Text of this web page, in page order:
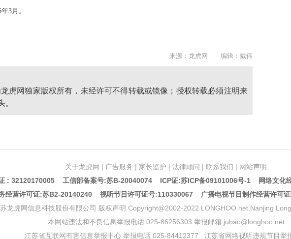
3月。
来源：龙虎网 编辑：戴伟
虎网独家版权所有，未经许可不得转载或镜像；授权转载必须注明来
。
关于龙虎网 | 广告服务 | 家长监护 | 法律顾问 | 联系我们 | 网站声明
: 32120170005 工信部备案号:苏B-20040074 ICP证:苏ICP备09101006号-1网络文化
经营许可证:苏B2-20140240 视听节目许可证号:110330067 广播电视节目制作经营许可
龙虎网信息科技股份有限公司 版权声明 Copyright@2002-2022 LONGHOO.net,Nanjing
本网站违法和不良信息举报电话 025-86256303 举报邮箱 jubao@longhoo.net
江苏省互联网有害信息举报中心 举报电话 025-84412377 江苏省网络视听违规节目举